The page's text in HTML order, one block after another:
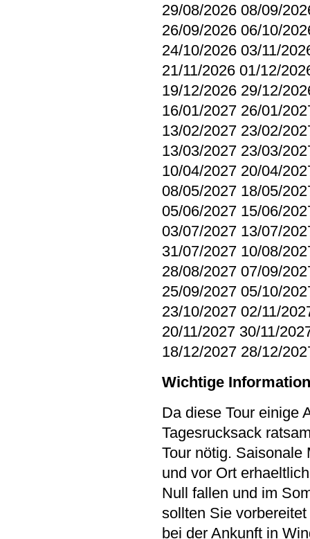
29/08/2026 08/09/
26/09/2026 06/10/
24/10/2026 03/11/
21/11/2026 01/12/
19/12/2026 29/12/
16/01/2027 26/01/
13/02/2027 23/02/
13/03/2027 23/03/
10/04/2027 20/04/
08/05/2027 18/05/
05/06/2027 15/06/
03/07/2027 13/07/
31/07/2027 10/08/
28/08/2027 07/09/
25/09/2027 05/10/
23/10/2027 02/11/
20/11/2027 30/11/
18/12/2027 28/12/
Wichtige Information
Da diese Tour einige
Tagesrucksack
Tour nötig. Saisonale
und vor Ort
Null fallen und im
sollten Sie
bei der Ankunft in